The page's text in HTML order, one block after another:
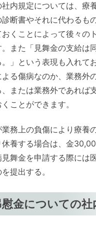
内規定については、療
診断書やそれに代わるも
くことによって後々の
また「見舞金の支給は
」という表現も入れて
よる傷病なのか、業務外
または業務外であれば
ことができます。
務上の負傷により療養
養する場合は、金
舞金を申請する際には
提出する。
金についての社